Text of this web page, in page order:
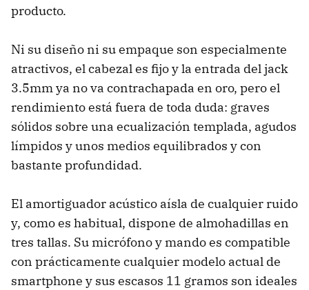
producto.
Ni su diseño ni su empaque son especialmente
atractivos, el cabezal es fijo y la entrada del jack
3.5mm ya no va contrachapada en oro, pero el
rendimiento está fuera de toda duda: graves
sólidos sobre una ecualización templada, agudos
límpidos y unos medios equilibrados y con
bastante profundidad.
El amortiguador acústico aísla de cualquier ruido
y, como es habitual, dispone de almohadillas en
tres tallas. Su micrófono y mando es compatible
con prácticamente cualquier modelo actual de
smartphone y sus escasos 11 gramos son ideales